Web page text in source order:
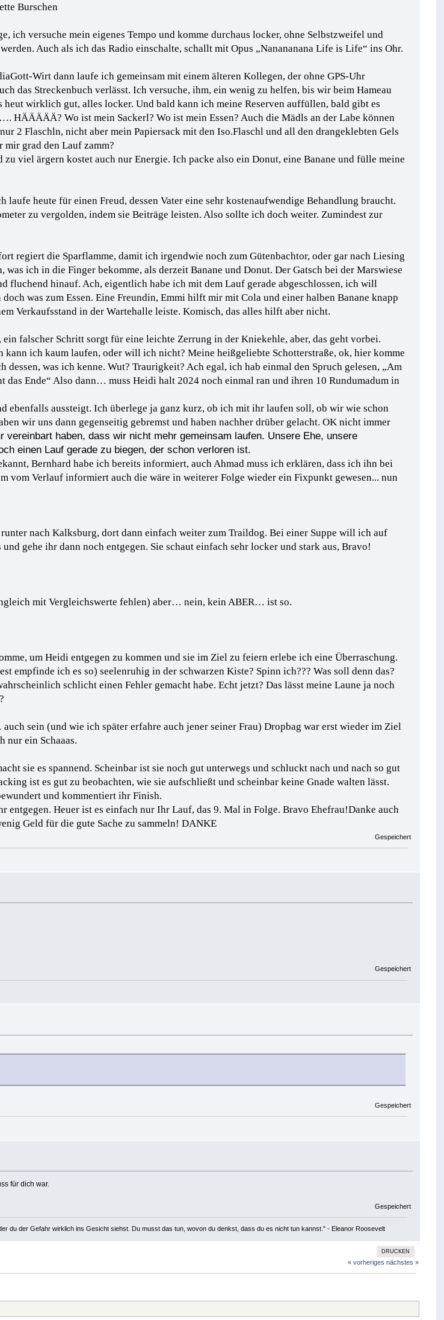
Burschen
ich versuche mein eigenes Tempo und komme durchaus locker, ohne Selbstzweifel und
Auch als ich das Radio einschalte, schallt mit Opus „Nanananana Life is Life“ ins Ohr.
Wirt dann laufe ich gemeinsam mit einem älteren Kollegen, der ohne GPS-Uhr
das Streckenbuch verlässt. Ich versuche, ihm, ein wenig zu helfen, bis wir beim Hameau
heut wirklich gut, alles locker. Und bald kann ich meine Reserven auffüllen, bald gibt es
HÄÄÄÄÄ? Wo ist mein Sackerl? Wo ist mein Essen? Auch die Mädls an der Labe können
2 Flaschln, nicht aber mein Papiersack mit den Iso.Flaschl und all den drangeklebten Gels
mir grad den Lauf zamm?
viel ärgern kostet auch nur Energie. Ich packe also ein Donut, eine Banane und fülle meine
heute für einen Freud, dessen Vater eine sehr kostenaufwendige Behandlung braucht.
zu vergolden, indem sie Beiträge leisten. Also sollte ich doch weiter. Zumindest zur
regiert die Sparflamme, damit ich irgendwie noch zum Gütenbachtor, oder gar nach Liesing
was ich in die Finger bekomme, als derzeit Banane und Donut. Der Gatsch bei der Marswiese
fluchend hinauf. Ach, eigentlich habe ich mit dem Lauf gerade abgeschlossen, ich will
was zum Essen. Eine Freundin, Emmi hilft mir mit Cola und einer halben Banane knapp
Verkaufsstand in der Wartehalle leiste. Komisch, das alles hilft aber nicht.
falscher Schritt sorgt für eine leichte Zerrung in der Kniekehle, aber, das geht vorbei.
kann ich kaum laufen, oder will ich nicht? Meine heißgeliebte Schotterstraße, ok, hier komme
was ich kenne. Wut? Traurigkeit? Ach egal, ich hab einmal den Spruch gelesen, „Am
das Ende“ Also dann… muss Heidi halt 2024 noch einmal ran und ihren 10 Rundumadum in
ebenfalls aussteigt. Ich überlege ja ganz kurz, ob ich mit ihr laufen soll, ob wir wie schon
wir uns dann gegenseitig gebremst und haben nachher drüber gelacht. OK nicht immer
vereinbart haben, dass wir nicht mehr gemeinsam laufen. Unsere Ehe, unsere
einen Lauf gerade zu biegen, der schon verloren ist.
Bernhard habe ich bereits informiert, auch Ahmad muss ich erklären, dass ich ihn bei
vom Verlauf informiert auch die wäre in weiterer Folge wieder ein Fixpunkt gewesen... nun
nach Kalksburg, dort dann einfach weiter zum Traildog. Bei einer Suppe will ich auf
gehe ihr dann noch entgegen. Sie schaut einfach sehr locker und stark aus, Bravo!
mit Vergleichswerte fehlen) aber… nein, kein ABER… ist so.
um Heidi entgegen zu kommen und sie im Ziel zu feiern erlebe ich eine Überraschung.
empfinde ich es so) seelenruhig in der schwarzen Kiste? Spinn ich??? Was soll denn das?
schlicht einen Fehler gemacht habe. Echt jetzt? Das lässt meine Laune ja noch
sein (und wie ich später erfahre auch jener seiner Frau) Dropbag war erst wieder im Ziel
ein Schaaas.
sie es spannend. Scheinbar ist sie noch gut unterwegs und schluckt nach und nach so gut
ist es gut zu beobachten, wie sie aufschließt und scheinbar keine Gnade walten lässt.
und kommentiert ihr Finish.
entgegen. Heuer ist es einfach nur Ihr Lauf, das 9. Mal in Folge. Bravo Ehefrau!Danke auch
Geld für die gute Sache zu sammeln! DANKE
Gespeichert
Gespeichert
Gespeichert
für dich war.
Gespeichert
du der Gefahr wirklich ins Gesicht siehst. Du musst das tun, wovon du denkst, dass du es nicht tun kannst." - Eleanor Roosevelt
DRUCKEN
« vorheriges nächstes »